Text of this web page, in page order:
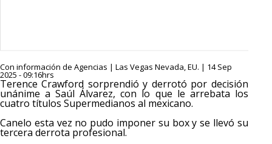
Con información de Agencias | Las Vegas Nevada, EU. | 14 Sep
2025 - 09:16hrs
Terence Crawford sorprendió y derrotó por decisión
unánime a Saúl Álvarez, con lo que le arrebata los
cuatro títulos Supermedianos al mexicano.
Canelo esta vez no pudo imponer su box y se llevó su
tercera derrota profesional.